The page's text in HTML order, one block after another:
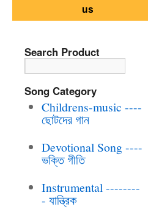
us
Search Product
Song Category
Childrens-music ----
ছোটদের গান
Devotional Song ----
ভক্তি গীতি
Instrumental --------
- যান্ত্রিক